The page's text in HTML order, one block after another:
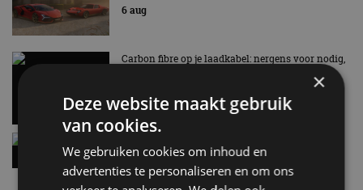
6 aug
Carbon fibre op je laadkabel: nergens voor nodig,
handbak: soms is eenvoud leuker
5 aug
×
Deze website maakt gebruik
van cookies.
We gebruiken cookies om inhoud en
advertenties te personaliseren en om ons